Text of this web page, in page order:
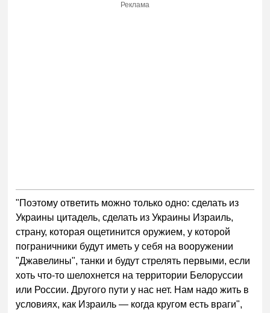
Реклама
"Поэтому ответить можно только одно: сделать из
Украины цитадель, сделать из Украины Израиль,
страну, которая ощетинится оружием, у которой
пограничники будут иметь у себя на вооружении
"Джавелины", танки и будут стрелять первыми, если
хоть что-то шелохнется на территории Белоруссии
или России. Другого пути у нас нет. Нам надо жить в
условиях, как Израиль — когда кругом есть враги",